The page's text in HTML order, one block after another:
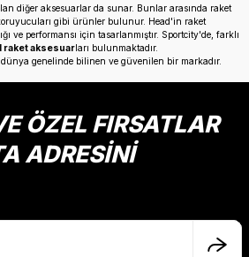
diğer aksesuarlar da sunar. Bunlar arasında raket
gibi ürünler bulunur. Head'in raket
ve performansı için tasarlanmıştır. Sportcity'de, farklı
raket aksesuarları bulunmaktadır.
dünya genelinde bilinen ve güvenilen bir markadır.
ÖZEL FIRSATLAR
ADRESİNİ